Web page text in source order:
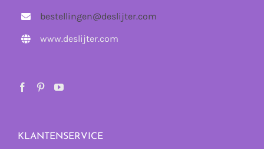
bestellingen@deslijter.com
www.deslijter.com
KLANTENSERVICE